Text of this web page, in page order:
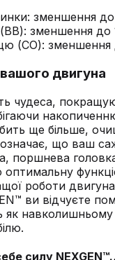
зменшення
(ВВ): зменшення до
(CO): зменшення
двигуна
чудеса,
ще більше,
що ваш
поршнева
оптимальну
роботи
ви відчуєте
як
силу